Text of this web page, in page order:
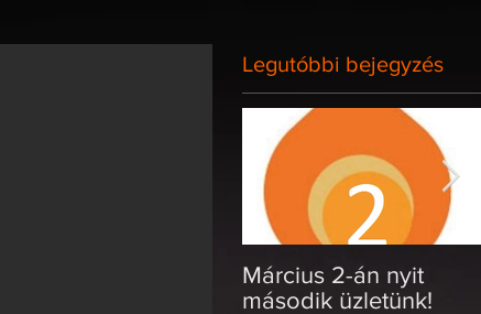
Legutóbbi bejegyzés
Március 2-án nyit
második üzletünk!